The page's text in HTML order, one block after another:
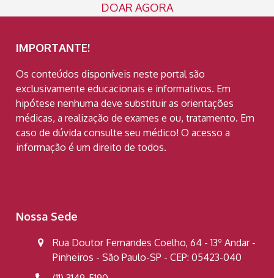
DOAR AGORA
IMPORTANTE!
Os conteúdos disponíveis neste portal são
exclusivamente educacionais e informativos. Em
hipótese nenhuma deve substituir as orientações
médicas, a realização de exames e ou, tratamento. Em
caso de dúvida consulte seu médico! O acesso a
informação é um direito de todos.
Nossa Sede
Rua Doutor Fernandes Coelho, 64 - 13º Andar -
Pinheiros - São Paulo-SP - CEP: 05423-040